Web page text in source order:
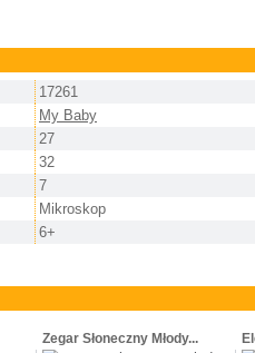
17261
My Baby
27
32
7
Mikroskop
6+
Zegar Słoneczny Młody...